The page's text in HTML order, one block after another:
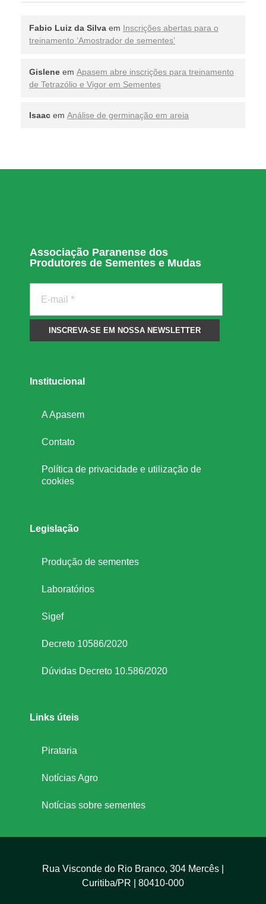
Fabio Luiz da Silva em Inscrições abertas para o
treinamento ‘Amostrador de sementes’
Gislene em Apasem abre inscrições para treinamento
de Tetrazólio e Vigor em Sementes
Isaac em Análise de germinação em areia
Associação Paranense dos
Produtores de Sementes e Mudas
Institucional
A Apasem
Contato
Política de privacidade e utilização de
cookies
Legislação
Produção de sementes
Laboratórios
Sigef
Decreto 10586/2020
Dúvidas Decreto 10.586/2020
Links úteis
Pirataria
Notícias Agro
Notícias sobre sementes
Rua Visconde do Rio Branco, 304 Mercês |
Curitiba/PR | 80410-000